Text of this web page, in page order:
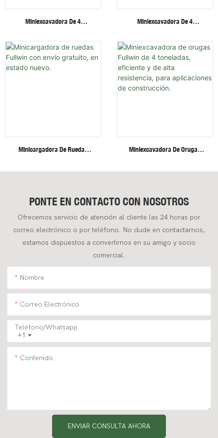
Miniexcavadora De 4
Cerrada, Potente Y Fiable
Sistema Hidráulico Y Brazo
Giratorio.
Miniexcavadora De 4
De Alta Eficiencia Y Baja
Velocidad Sobre Orugas De
Acero.
Minicargadora De Ruedas
Estado Nuevo.
Miniexcavadora De Orugas
Eficiente Y De Alta Resistencia,
PONTE EN CONTACTO CON NOSOTROS
Ofrecemos servicio de atención al cliente las 24 horas por
correo electrónico o por teléfono. No dude en contactarnos,
estamos dispuestos a convertirnos en su amigo y socio
comercial.
Nombre
Correo Electrónico
+1
Teléfono/whatsapp
Contenido
ENVIAR CONSULTA AHORA